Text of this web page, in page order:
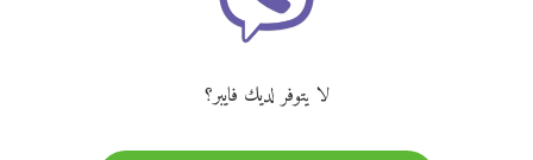
لا يتوفر لديك فايبر؟